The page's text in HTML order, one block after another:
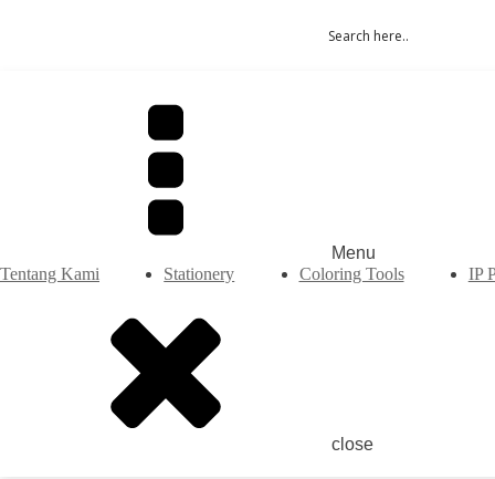
Menu
Tentang Kami
Stationery Coloring Tools IP
close